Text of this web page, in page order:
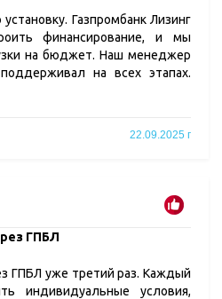
Газпромбанк Лизинг
финансирование, и мы
на бюджет. Наш менеджер
на всех этапах.
22.09.2025 г
ГПБЛ
ГПБЛ уже третий раз. Каждый
индивидуальные условия,